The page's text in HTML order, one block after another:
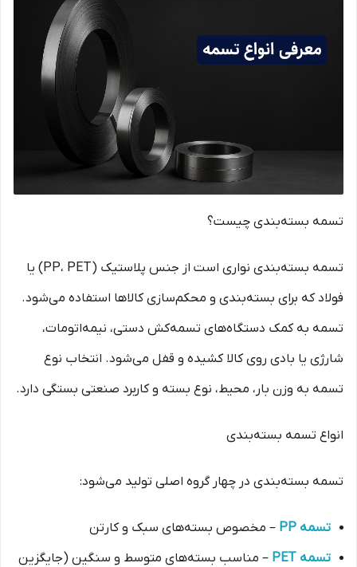
تسمه بسته‌بندی چیست؟
تسمه بسته‌بندی نواری است از جنس پلاستیک (PP، PET) یا
فولاد که برای بسته‌بندی و محکم‌سازی کالاها استفاده می‌شود.
تسمه به کمک دستگاه‌های تسمه‌کش دستی، نیمه‌اتومات،
شارژی یا بادی روی کالا کشیده و قفل می‌شود. انتخاب نوع
تسمه به وزن بار، محیط، نوع بسته و کاربرد صنعتی بستگی دارد.
انواع تسمه بسته‌بندی
تسمه بسته‌بندی در چهار گروه اصلی تولید می‌شود:
تسمه PP
– مخصوص بسته‌های سبک و کارتن
تسمه PET
– مناسب بسته‌های متوسط و سنگین (جایگزین